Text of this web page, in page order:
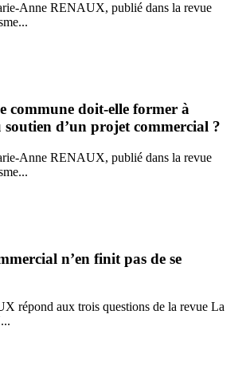
Anne RENAUX, publié dans la revue
commune doit-elle former à
soutien d’un projet commercial ?
Anne RENAUX, publié dans la revue
n’en finit pas de se
répond aux trois questions de la revue La